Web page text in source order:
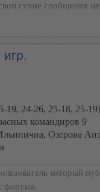
сухие сообщения
19, 24-26, 25-18, 25-19)
командиров 9
Озерова
который
форума.